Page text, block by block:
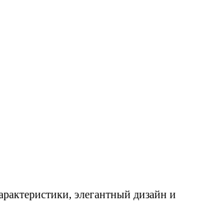
элегантный дизайн и